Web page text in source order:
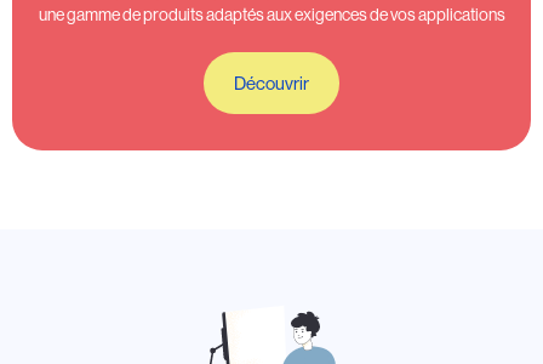
une gamme de produits adaptés aux exigences de vos applications
Découvrir